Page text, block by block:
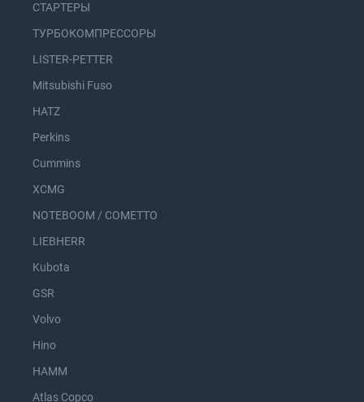
СТАРТЕРЫ
ТУРБОКОМПРЕССОРЫ
LISTER-PETTER
Mitsubishi Fuso
HATZ
Perkins
Cummins
XCMG
NOTEBOOM / COMETTO
LIEBHERR
Kubota
GSR
Volvo
Hino
HAMM
Atlas Copco